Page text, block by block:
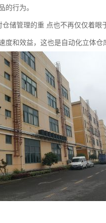
的行为。
储管理的重 点也不再仅仅着
和效益，这也是自动化立体仓